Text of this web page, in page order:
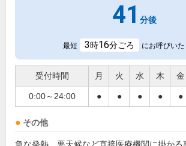
41 分後
最短 3時16分ごろ にお呼びい
受付時間 月 火 水 木 金
0:00～24:00 ● ● ● ● ●
その他